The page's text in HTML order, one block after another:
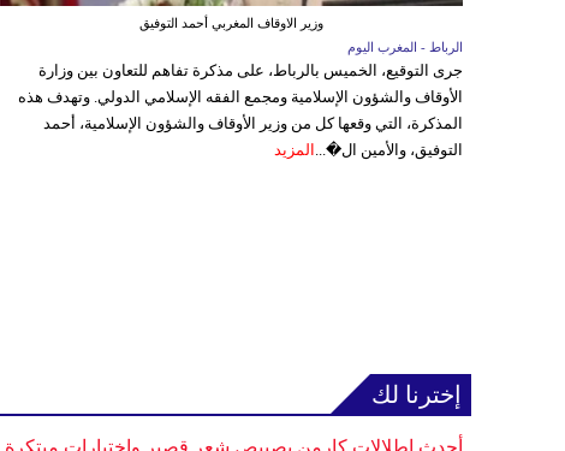
وزير الاوقاف المغربي أحمد التوفيق
الرباط - المغرب اليوم
جرى التوقيع، الخميس بالرباط، على مذكرة تفاهم للتعاون بين وزارة
الأوقاف والشؤون الإسلامية ومجمع الفقه الإسلامي الدولي. وتهدف هذه
المذكرة، التي وقعها كل من وزير الأوقاف والشؤون الإسلامية، أحمد
التوفيق، والأمين ال�... المزيد
إخترنا لك